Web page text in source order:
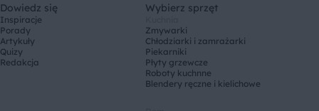
Dowiedz się
Inspiracje
Porady
Artykuły
Quizy
Redakcja
Wybierz sprzęt
Zmywarki
Chłodziarki i zamrażarki
Piekarniki
Płyty grzewcze
Roboty kuchnne
Blendery ręczne i kielichowe